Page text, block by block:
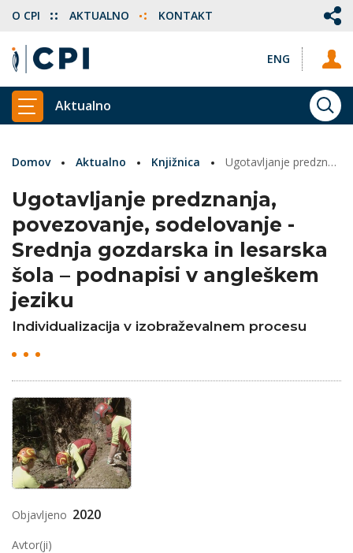
ENG
O CPI AKTUALNO KONTAKT
PRIKAŽI GLAVNI MENI
Aktualno
Domov Aktualno Knjižnica Ugotavljanje predznanja, povezovanje, sodelovanje - Srednja gozdarska in lesarska šola – podnapisi v angleškem jeziku
Ugotavljanje predznanja,
povezovanje, sodelovanje -
Srednja gozdarska in lesarska
šola – podnapisi v angleškem
jeziku
Individualizacija v izobraževalnem procesu
Objavljeno 2020
Avtor(ji)